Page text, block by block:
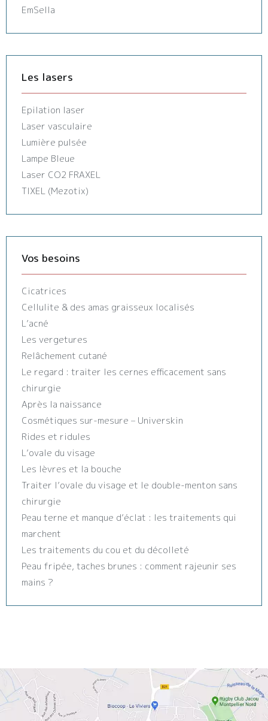
EmSella
Les lasers
Epilation laser
Laser vasculaire
Lumière pulsée
Lampe Bleue
Laser CO2 FRAXEL
TIXEL (Mezotix)
Vos besoins
Cicatrices
Cellulite & des amas graisseux localisés
L’acné
Les vergetures
Relâchement cutané
Le regard : traiter les cernes efficacement sans
chirurgie
Après la naissance
Cosmétiques sur-mesure – Universkin
Rides et ridules
L’ovale du visage
Les lèvres et la bouche
Traiter l’ovale du visage et le double-menton sans
chirurgie
Peau terne et manque d’éclat : les traitements qui
marchent
Les traitements du cou et du décolleté
Peau fripée, taches brunes : comment rajeunir ses
mains ?